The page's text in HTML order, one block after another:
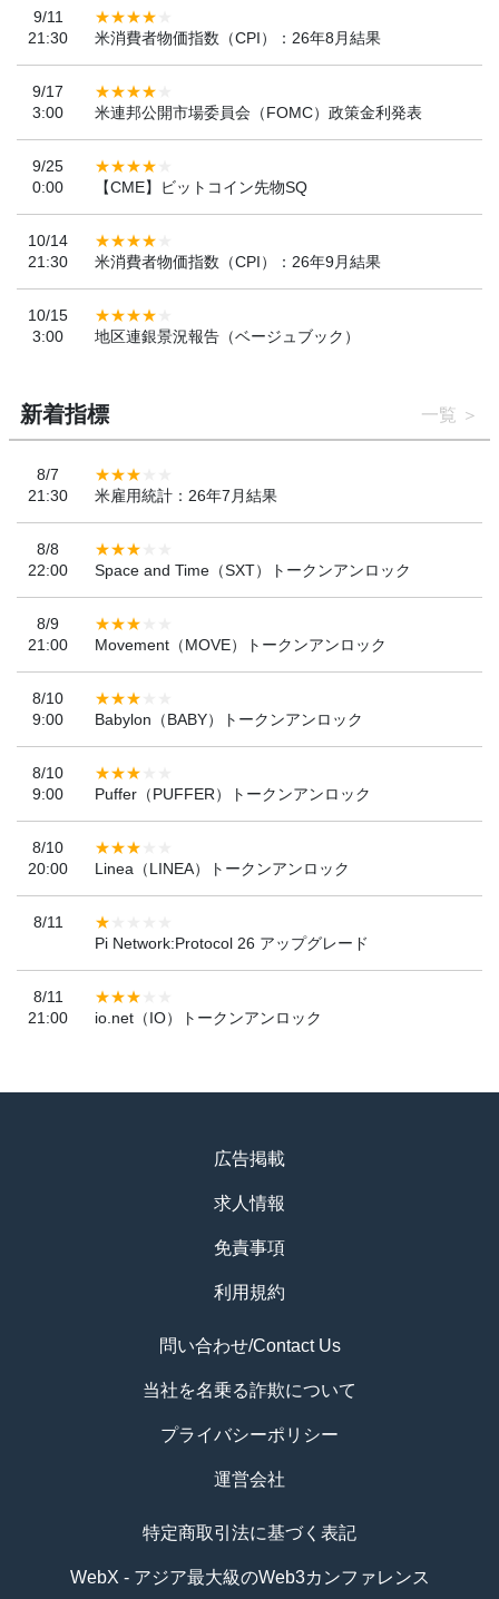
9/11
21:30
米消費者物価指数（CPI）：26年8月結果
9/17
3:00
米連邦公開市場委員会（FOMC）政策金利発表
9/25
0:00
【CME】ビットコイン先物SQ
10/14
21:30
米消費者物価指数（CPI）：26年9月結果
10/15
3:00
地区連銀景況報告（ベージュブック）
新着指標 一覧
8/7
21:30
米雇用統計：26年7月結果
8/8
22:00
Space and Time（SXT）トークンアンロック
8/9
21:00
Movement（MOVE）トークンアンロック
8/10
9:00
Babylon（BABY）トークンアンロック
8/10
9:00
Puffer（PUFFER）トークンアンロック
8/10
20:00
Linea（LINEA）トークンアンロック
8/11
Pi Network:Protocol 26 アップグレード
8/11
21:00
io.net（IO）トークンアンロック
広告掲載
求人情報
免責事項
利用規約
問い合わせ/Contact Us
当社を名乗る詐欺について
プライバシーポリシー
運営会社
特定商取引法に基づく表記
WebX - アジア最大級のWeb3カンファレンス